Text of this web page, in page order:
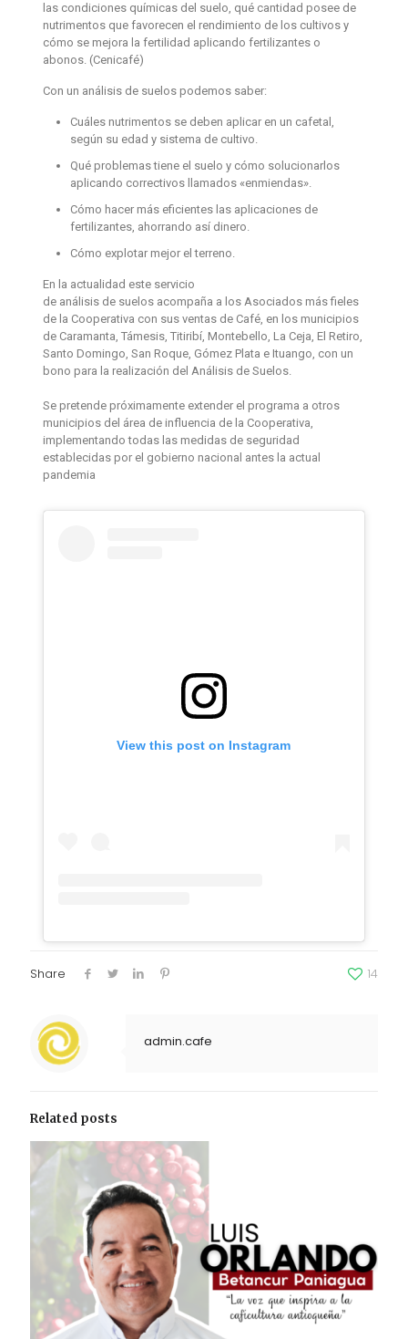
las condiciones químicas del suelo, qué cantidad posee de
nutrimentos que favorecen el rendimiento de los cultivos y
cómo se mejora la fertilidad aplicando fertilizantes o
abonos. (Cenicafé)
Con un análisisde suelospodemos saber:
Cuáles nutrimentos se deben aplicar en un cafetal,
según su edad y sistema de cultivo.
Qué problemas tiene el suelo y cómo solucionarlos
aplicando correctivos llamados «enmiendas».
Cómo hacer más eficientes las aplicaciones de
fertilizantes, ahorrando así dinero.
Cómo explotar mejor el terreno.
En la actualidad este servicio
de análisisde suelosacompaña a los Asociados más fieles
de la Cooperativa con sus ventas de Café, en los municipios
de Caramanta, Támesis, Titiribí, Montebello, La Ceja, El Retiro,
Santo Domingo, San Roque, Gómez Plata e Ituango, con un
bono para la realización del Análisisde Suelos.
Se pretende próximamente extender el programa a otros
municipios del área de influencia de la Cooperativa,
implementando todas las medidas de seguridad
establecidas por el gobierno nacional antes la actual
pandemia
View this post on Instagram
Share 14
admin.cafe
Related posts